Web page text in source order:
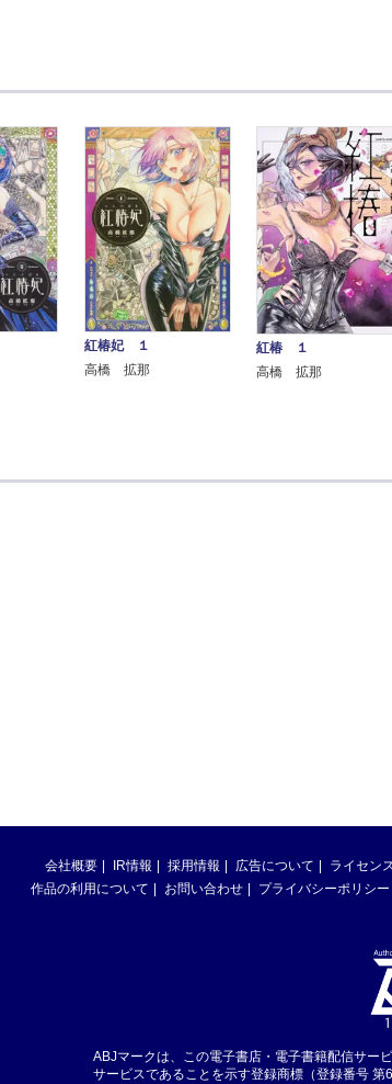
紅椿妃 １
高橋 拡那
紅椿 １
高橋 拡那
会社概要 IR情報 採用情報 広告について ライセン
作品の利用について
お問い合わせ プライバシーポリシー
ABJマークは、この電子書店・電子書籍配信サー
サービスであることを示す登録商標（登録番号